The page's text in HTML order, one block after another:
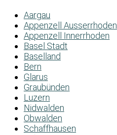
Aargau
Appenzell Ausserrhoden
Appenzell Innerrhoden
Basel Stadt
Baselland
Bern
Glarus
Graubünden
Luzern
Nidwalden
Obwalden
Schaffhausen